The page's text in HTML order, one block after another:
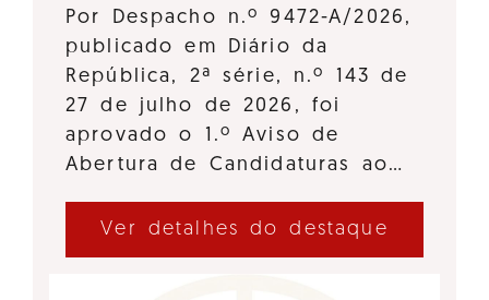
Por Despacho n.º 9472-A/2026,
publicado em Diário da
República, 2ª série, n.º 143 de
27 de julho de 2026, foi
aprovado o 1.º Aviso de
Abertura de Candidaturas ao…
Ver detalhes do destaque